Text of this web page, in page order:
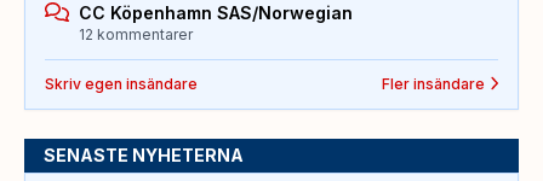
CC Köpenhamn SAS/Norwegian
12 kommentarer
Skriv egen insändare Fler insändare
SENASTE NYHETERNA